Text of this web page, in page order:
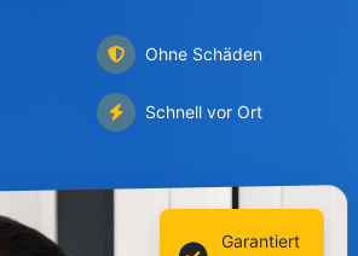
Ohne Schäden
Schnell vor Ort
Garantiert